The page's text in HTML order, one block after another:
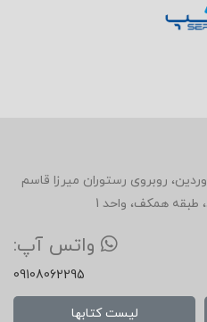
انقلاب، ابتدای خیابان 12 فروردین، روبروی رستوران میرزا قاسم
همکف، واحد 1
واتس آپ:
09108062295
لیست کتابها